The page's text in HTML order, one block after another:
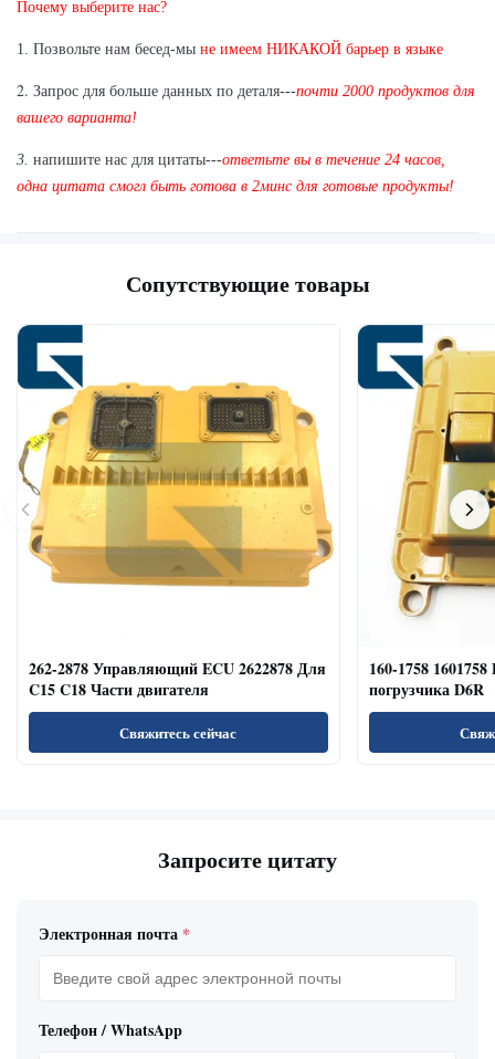
мы имеем деталь, то вам в запасе
Почему выберите нас?
1. Позвольте нам бесед-мы не имеем НИКАКОЙ барьер в языке
2. Запрос для больше данных по деталя---почти 2000 продуктов для
вашего варианта!
3. напишите нас для цитаты---ответьте вы в течение 24 часов,
одна цитата смогл быть готова в 2минс для готовые продукты!
Сопутствующие товары
262-2878 Управляющий ECU 2622878 Для
C15 C18 Части двигателя
Свяжитесь сейчас
160-1758
погрузчика D6R
Запросите цитату
Электронная почта *
Телефон / WhatsApp